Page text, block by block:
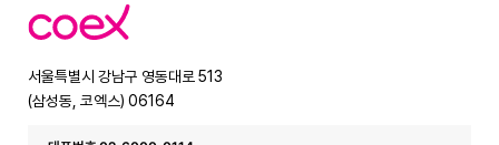
코
엑
서울특별시 강남구 영동대로 513
(삼성동, 코엑스) 06164